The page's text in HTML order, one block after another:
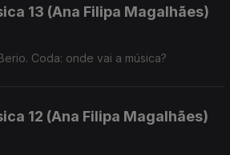
13 (Ana Filipa Magalhães)
Coda: onde vai a música?
12 (Ana Filipa Magalhães)